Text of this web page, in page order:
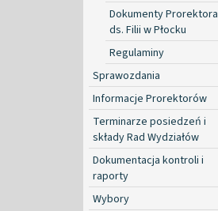
Dokumenty Prorektora
ds. Filii w Płocku
Regulaminy
Sprawozdania
Informacje Prorektorów
Terminarze posiedzeń i
składy Rad Wydziałów
Dokumentacja kontroli i
raporty
Wybory